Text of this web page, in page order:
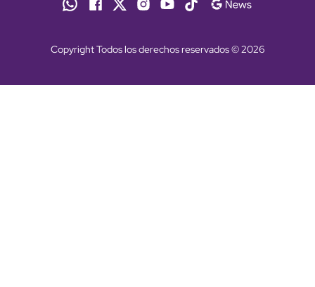
Copyright Todos los derechos reservados © 2026